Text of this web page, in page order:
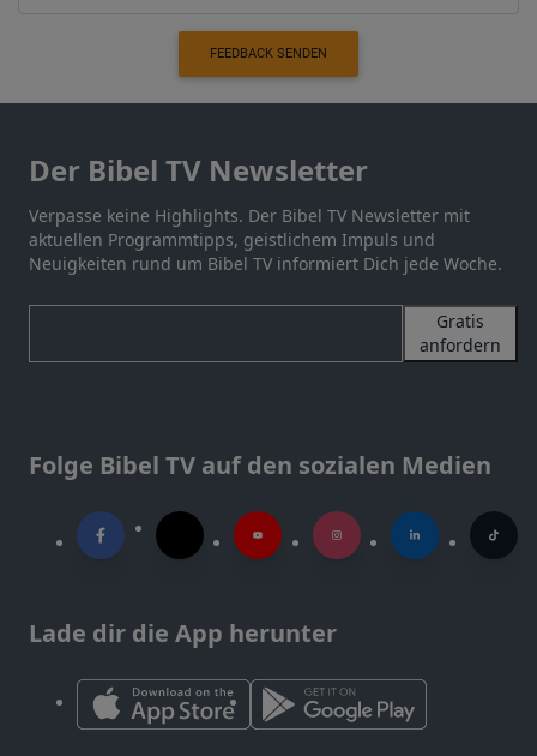
FEEDBACK SENDEN
Der Bibel TV Newsletter
Verpasse keine Highlights. Der Bibel TV Newsletter mit
aktuellen Programmtipps, geistlichem Impuls und
Neuigkeiten rund um Bibel TV informiert Dich jede Woche.
Gratis
anfordern
Folge Bibel TV auf den sozialen Medien
Lade dir die App herunter